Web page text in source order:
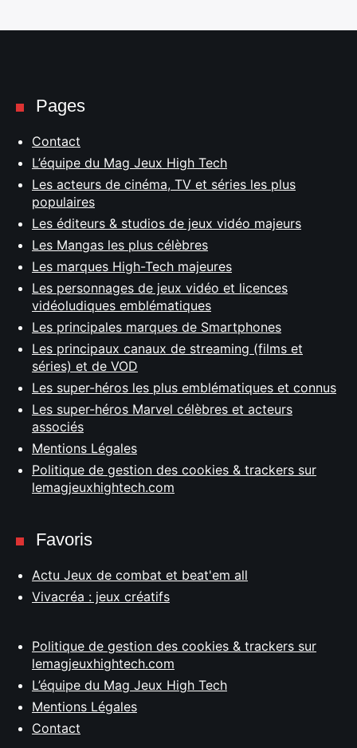
Pages
Contact
L’équipe du Mag Jeux High Tech
Les acteurs de cinéma, TV et séries les plus
populaires
Les éditeurs & studios de jeux vidéo majeurs
Les Mangas les plus célèbres
Les marques High-Tech majeures
Les personnages de jeux vidéo et licences
vidéoludiques emblématiques
Les principales marques de Smartphones
Les principaux canaux de streaming (films et
séries) et de VOD
Les super-héros les plus emblématiques et connus
Les super-héros Marvel célèbres et acteurs
associés
Mentions Légales
Politique de gestion des cookies & trackers sur
lemagjeuxhightech.com
Favoris
Actu Jeux de combat et beat'em all
Vivacréa : jeux créatifs
Politique de gestion des cookies & trackers sur
lemagjeuxhightech.com
L’équipe du Mag Jeux High Tech
Mentions Légales
Contact